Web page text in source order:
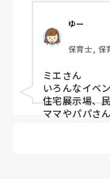
ゆー
保育士, 保
ミエさん
いろんなイベ
住宅展示場、
ママやパパさ
私以外に2〜3